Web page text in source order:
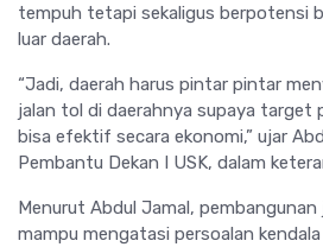
tempuh tetapi sekaligus berpotensi
luar daerah.
“Jadi, daerah harus pintar pintar
jalan tol di daerahnya supaya target
bisa efektif secara ekonomi,” ujar
Pembantu Dekan I USK, dalam
Menurut Abdul Jamal,
mampu mengatasi persoalan